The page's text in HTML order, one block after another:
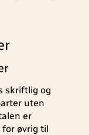
skriftlig og
uten
er
øvrig til